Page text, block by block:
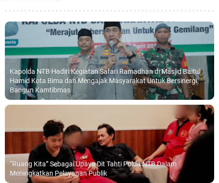
Kapolda NTB Hadiri Kegiatan Safari Ramadhan di Masjid Baitul
Hamid Kota Bima dan Mengajak Masyarakat Untuk Bersinergi
Bangun Kamtibmas
“Ruang Kita” Sebagai Upaya Dit Tahti Polda NTB Dalam
Meningkatkan Pelayanan Publik